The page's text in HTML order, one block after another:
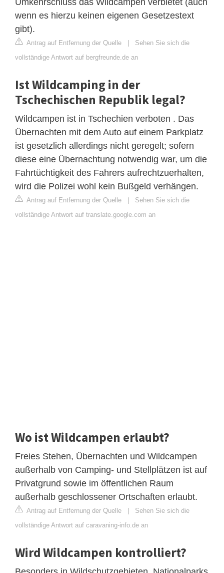
Umkehrschluss das Wildcampen verbietet (auch
wenn es hierzu keinen eigenen Gesetzestext
gibt).
Antrag auf Entfernung der Quelle
Sehen Sie sich die
vollständige Antwort auf bergfreunde.de an
Ist Wildcamping in der
Tschechischen Republik legal?
Wildcampen ist in Tschechien verboten . Das
Übernachten mit dem Auto auf einem Parkplatz
ist gesetzlich allerdings nicht geregelt; sofern
diese eine Übernachtung notwendig war, um die
Fahrtüchtigkeit des Fahrers aufrechtzuerhalten,
wird die Polizei wohl kein Bußgeld verhängen.
Antrag auf Entfernung der Quelle
Sehen Sie sich die
vollständige Antwort auf translate.google.com an
Wo ist Wildcampen erlaubt?
Freies Stehen, Übernachten und Wildcampen
außerhalb von Camping- und Stellplätzen ist auf
Privatgrund sowie im öffentlichen Raum
außerhalb geschlossener Ortschaften erlaubt.
Antrag auf Entfernung der Quelle
Sehen Sie sich die
vollständige Antwort auf caravaning-info.de an
Wird Wildcampen kontrolliert?